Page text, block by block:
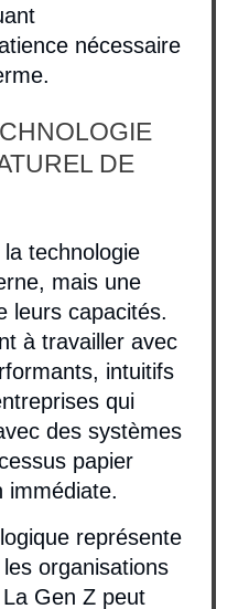
nécessaire
DE
technologie
mais une
leurs capacités.
à travailler avec
intuitifs
qui
des systèmes
papier
immédiate.
représente
organisations
La Gen Z peut